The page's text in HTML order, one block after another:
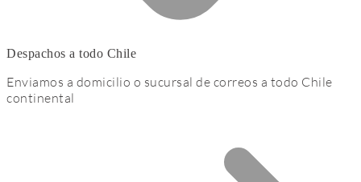
Despachos a todo Chile
Enviamos a domicilio o sucursal de correos a todo Chile
continental